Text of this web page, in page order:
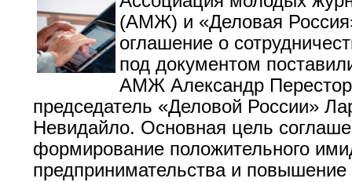
(АМЖ) и «Деловая
оглашение о
под документом
АМЖ Александр
председатель «Деловой России»
Невидайло. Основная цель
формирование положительного
предпринимательства и повышение